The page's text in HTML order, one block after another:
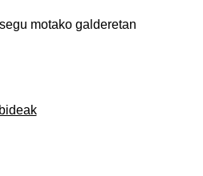
motako galderetan